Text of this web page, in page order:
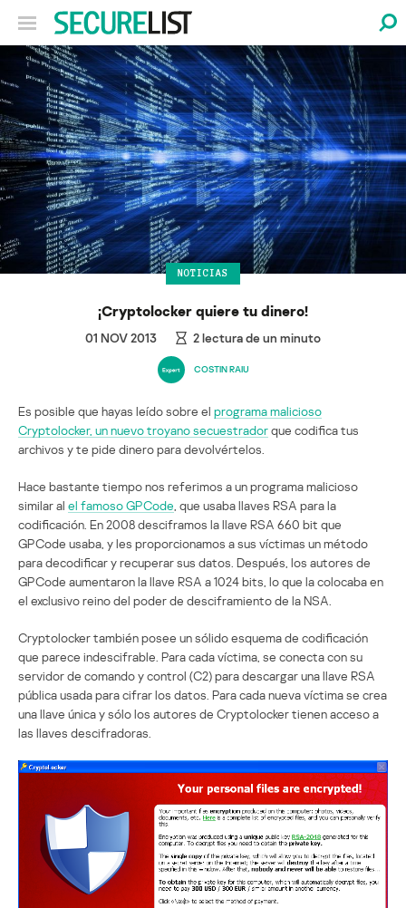
NOTICIAS
¡Cryptolocker quiere tu dinero!
01 NOV 2013 2lectura de un minuto
COSTIN RAIU
Es posible que hayas leído sobre el programa malicioso
Cryptolocker, un nuevo troyano secuestradorque codifica tus
archivos y te pide dinero para devolvértelos.
Hace bastante tiempo nos referimos a un programa malicioso
similar al el famoso GPCode , que usaba llaves RSA para la
codificación. En 2008 desciframos la llave RSA 660 bit que
GPCode usaba, y les proporcionamos a sus víctimas un método
para decodificar y recuperar sus datos. Después, los autores de
GPCode aumentaron la llave RSA a 1024 bits, lo que la colocaba en
el exclusivo reino del poder de desciframiento de la NSA.
Cryptolocker también posee un sólido esquema de codificación
que parece indescifrable. Para cada víctima, se conecta con su
servidor de comando y control (C2) para descargar una llave RSA
pública usada para cifrar los datos. Para cada nueva víctima se crea
una llave única y sólo los autores de Cryptolocker tienen acceso a
las llaves descifradoras.